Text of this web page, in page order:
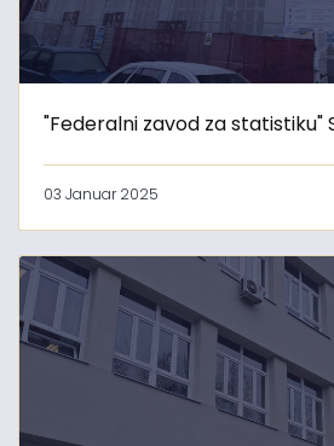
"Federalni zavod za statistiku"
03 Januar 2025